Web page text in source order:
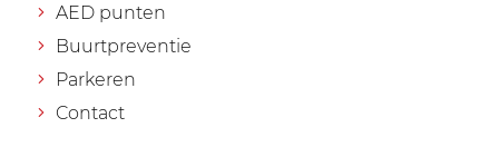
AED punten
Buurtpreventie
Parkeren
Contact